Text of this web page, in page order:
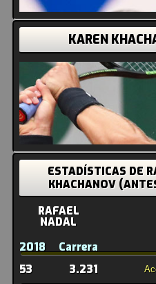
KAREN
ESTADÍSTICAS DE
KHACHANOV
RAFAEL
NADAL
2018
Carrera
53
3.231